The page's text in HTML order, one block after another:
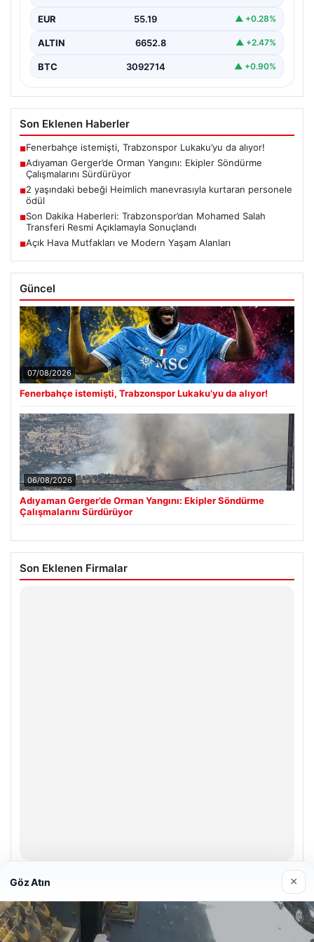
Kütüklü köyleri…
EUR 55.19 ▲ +0.28%
ALTIN 6652.8 ▲ +2.47%
BTC 3092714 ▲ +0.90%
Son Eklenen Haberler
■Fenerbahçe istemişti, Trabzonspor Lukaku’yu da alıyor!
■Adıyaman Gerger’de Orman Yangını: Ekipler Söndürme
Çalışmalarını Sürdürüyor
■2 yaşındaki bebeği Heimlich manevrasıyla kurtaran personele
ödül
■Son Dakika Haberleri: Trabzonspor’dan Mohamed Salah
Transferi Resmi Açıklamayla Sonuçlandı
■Açık Hava Mutfakları ve Modern Yaşam Alanları
Güncel
07/08/2026
Fenerbahçe istemişti, Trabzonspor Lukaku’yu da alıyor!
06/08/2026
Adıyaman Gerger’de Orman Yangını: Ekipler Söndürme
Çalışmalarını Sürdürüyor
Son Eklenen Firmalar
Enes Kaplan Avukatlık Bürosu
Göz Atın ×